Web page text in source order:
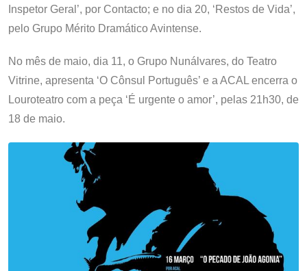
Inspetor Geral’, por Contacto; e no dia 20, ‘Restos de Vida’,
pelo Grupo Mérito Dramático Avintense.
No mês de maio, dia 11, o Grupo Nunálvares, do Teatro
Vitrine, apresenta ‘O Cônsul Português’ e a ACAL encerra o
Louroteatro com a peça ‘É urgente o amor’, pelas 21h30, de
18 de maio.